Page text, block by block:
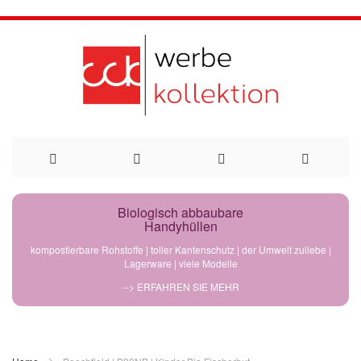
Direkt
Biologisch abbaubare
Handyhüllen
kompostierbare Rohstoffe | toller Kantenschutz | der Umwelt zuliebe |
Lagerware | viele Modelle
--> ERFAHREN SIE MEHR